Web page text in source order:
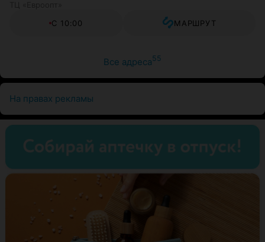
С 10:00
МАРШРУТ
Все адреса55
На правах рекламы